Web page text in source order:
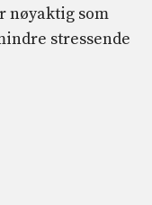
nøyaktig som
stressende